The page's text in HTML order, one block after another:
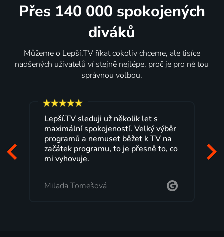
Přes 140 000 spokojených
diváků
Můžeme o Lepší.TV říkat cokoliv chceme, ale tisíce
nadšených uživatelů ví stejně nejlépe, proč je pro ně tou
správnou volbou.
Lepší.TV sleduji už několik let s
maximální spokojeností. Velký výběr
programů a nemuset běžet k TV na
začátek programu, to je přesně to, co
mi vyhovuje.
Milada Tomešová